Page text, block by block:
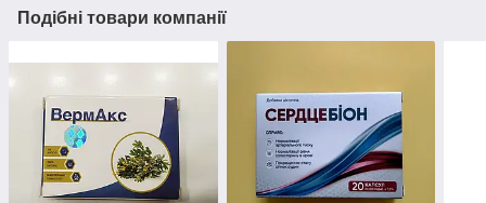
Подібні товари компанії